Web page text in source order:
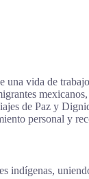
vida de
de Paz y
personal y